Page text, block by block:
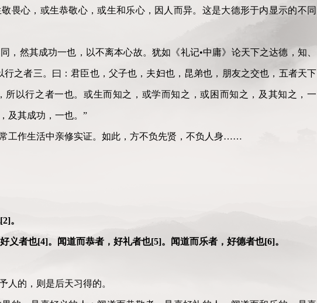
畏心，或生恭敬心，或生和乐心，因人而异。这是大德形于内显示的不同
，然其成功一也，以不离本心故。犹如《礼记•中庸》论天下之达德，知、
之者三。曰：君臣也，父子也，夫妇也，昆弟也，朋友之交也，五者天下
以行之者一也。或生而知之，或学而知之，或困而知之，及其知之，一
及其成功，一也。”
工作生活中亲修实证。如此，方不负先贤，不负人身……
。
义者也[4]。闻道而恭者，好礼者也[5]。闻道而乐者，好德者也[6]。
人的，则是后天习得的。